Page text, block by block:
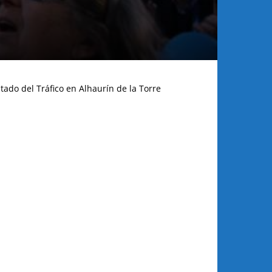
del Tráfico en Alhaurín de la Torre